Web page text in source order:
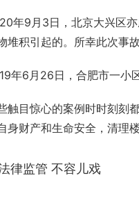
年9月3日，北京大兴区
堆积引起的。所幸此次事
年6月26日，合肥市一小
触目惊心的案例时时刻刻
身财产和生命安全，清理
律监管 不容儿戏